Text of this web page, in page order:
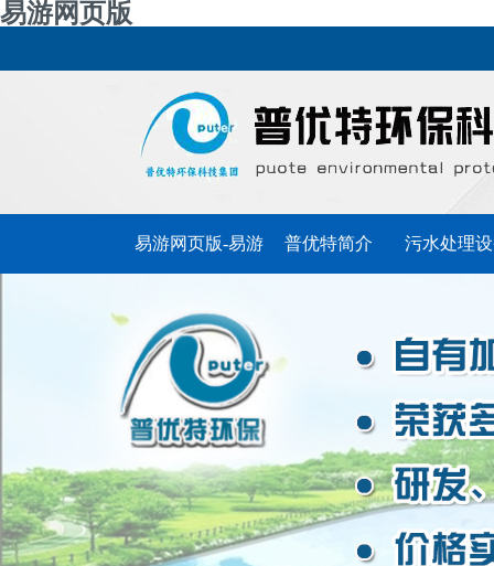
易游网页版
易游网页版-易游 普优特简介 污水处理